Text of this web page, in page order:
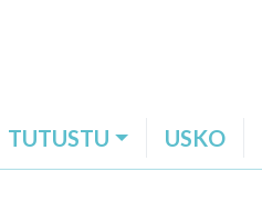
TUTUSTU USKO